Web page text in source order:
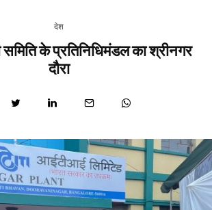
देश
के प्रतिनिधिमंडल का श्रीनगर
दौरा